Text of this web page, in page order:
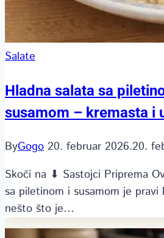
Salate
Hladna salata sa
susamom – kremasta i
ByGogo 20. februar 2026.20.
Skoči na ⬇ Sastojci Priprema
sa piletinom i susamom je pravi
nešto što je…